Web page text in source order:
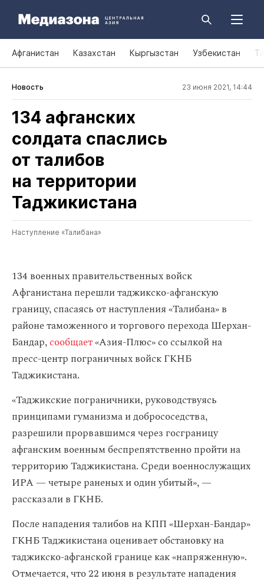
Афганистан Казахстан Кыргызстан Узбекистан
Новость 23 июня 2021, 14:44
134 афганских
солдата спаслись
от талибов
на территории
Таджикистана
Наступление «Талибана»
134 военных правительственных войск
Афганистана перешли таджикско-афганскую
границу, спасаясь от наступления «Талибана» в
районе таможенного и торгового перехода Шерхан-
Бандар,сообщает«Азия-Плюс» со ссылкой на
пресс-центр пограничных войск ГКНБ
Таджикистана.
«Таджикские пограничники, руководствуясь
принципами гуманизма и добрососедства,
разрешили прорвавшимся через госграницу
афганским военным беспрепятственно пройти на
территорию Таджикистана. Среди военнослужащих
ИРА — четыре раненых и один убитый», —
рассказали в ГКНБ.
После нападения талибов на КПП «Шерхан-Бандар»
ГКНБ Таджикистана оценивает обстановку на
таджикско-афганской границе как «напряженную».
Отмечается, что 22 июня в результате нападения